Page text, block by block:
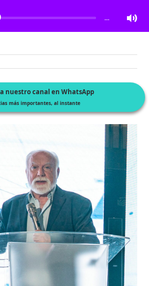
…
nuestro canal en WhatsApp
más importantes, al instante